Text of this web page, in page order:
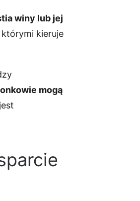
winy lub jej
kieruje
mogą